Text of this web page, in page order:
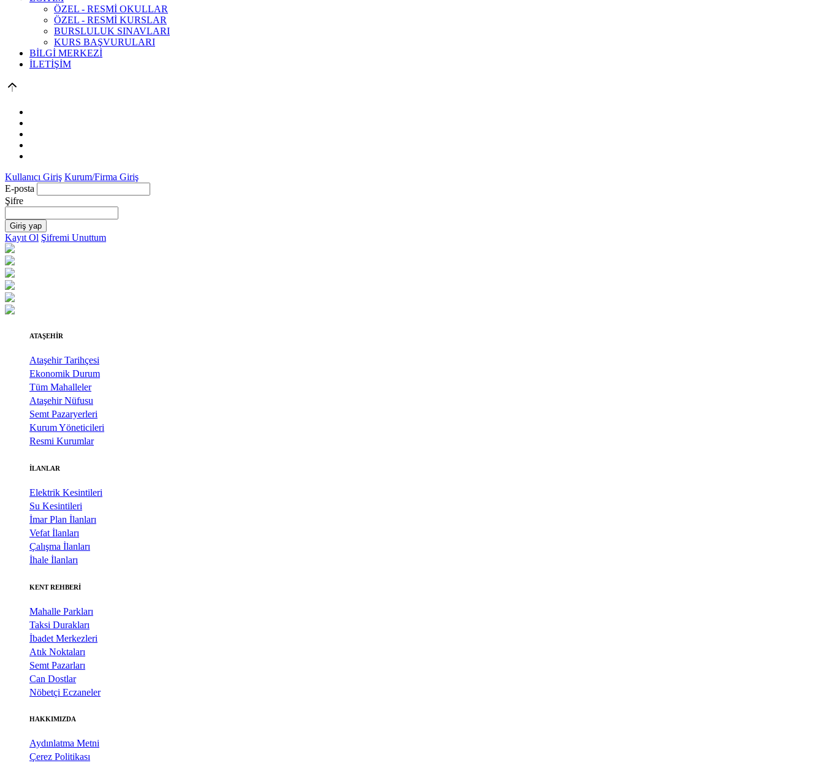
ÖZEL - RESMİ OKULLAR
ÖZEL - RESMİ KURSLAR
BURSLULUK SINAVLARI
KURS BAŞVURULARI
BİLGİ MERKEZİ
İLETİŞİM
Kullanıcı Giriş Kurum/Firma Giriş
E-posta
Şifre
Giriş yap
Kayıt Ol Şifremi Unuttum
ATAŞEHİR
Ataşehir Tarihçesi
Ekonomik Durum
Tüm Mahalleler
Ataşehir Nüfusu
Semt Pazaryerleri
Kurum Yöneticileri
Resmi Kurumlar
İLANLAR
Elektrik Kesintileri
Su Kesintileri
İmar Plan İlanları
Vefat İlanları
Çalışma İlanları
İhale İlanları
KENT REHBERİ
Mahalle Parkları
Taksi Durakları
İbadet Merkezleri
Atık Noktaları
Semt Pazarları
Can Dostlar
Nöbetçi Eczaneler
HAKKIMIZDA
Aydınlatma Metni
Çerez Politikası